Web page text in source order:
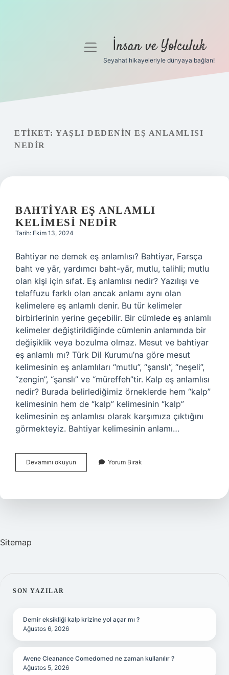
Gizlilik Politikası
Hakkımızda
menüyü İnsan ve Yolculuk
Seyahat hikayeleriyle dünyaya bağlan!
ETIKET: YAŞLI DEDENIN EŞ ANLAMLISI
NEDIR
BAHTIYAR EŞ ANLAMLI
KELIMESI NEDIR
Tarih: Ekim 13, 2024
Bahtiyar ne demek eş anlamlısı? Bahtiyar, Farsça
baht ve yār, yardımcı baht-yār, mutlu, talihli; mutlu
olan kişi için sıfat. Eş anlamlısı nedir? Yazılışı ve
telaffuzu farklı olan ancak anlamı aynı olan
kelimelere eş anlamlı denir. Bu tür kelimeler
birbirlerinin yerine geçebilir. Bir cümlede eş anlamlı
kelimeler değiştirildiğinde cümlenin anlamında bir
değişiklik veya bozulma olmaz. Mesut ve bahtiyar
eş anlamlı mı? Türk Dil Kurumu’na göre mesut
kelimesinin eş anlamlıları “mutlu”, “şanslı”, “neşeli”,
“zengin”, “şanslı” ve “müreffeh”tir. Kalp eş anlamlısı
nedir? Burada belirlediğimiz örneklerde hem “kalp”
kelimesinin hem de “kalp” kelimesinin “kalp”
kelimesinin eş anlamlısı olarak karşımıza çıktığını
görmekteyiz. Bahtiyar kelimesinin anlamı…
Devamını okuyun Bahtiyar
Eş
Nedir
Yorum Bırak
Sitemap
SIDEBAR
SON YAZILAR
Demir eksikliği kalp krizine yol açar mı ?
Ağustos 6, 2026
Avene Cleanance Comedomed ne zaman kullanılır ?
Ağustos 5, 2026